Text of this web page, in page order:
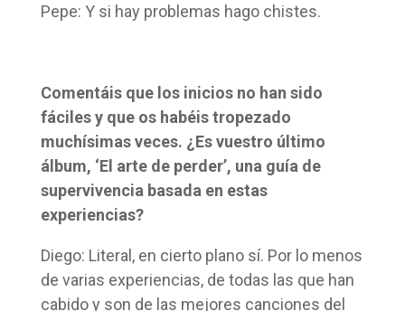
Pepe: Y si hay problemas hago chistes.
Comentáis que los inicios no han sido
fáciles y que os habéis tropezado
muchísimas veces. ¿Es vuestro último
álbum, ‘El arte de perder’, una guía de
supervivencia basada en estas
experiencias?
Diego: Literal, en cierto plano sí. Por lo menos
de varias experiencias, de todas las que han
cabido y son de las mejores canciones del